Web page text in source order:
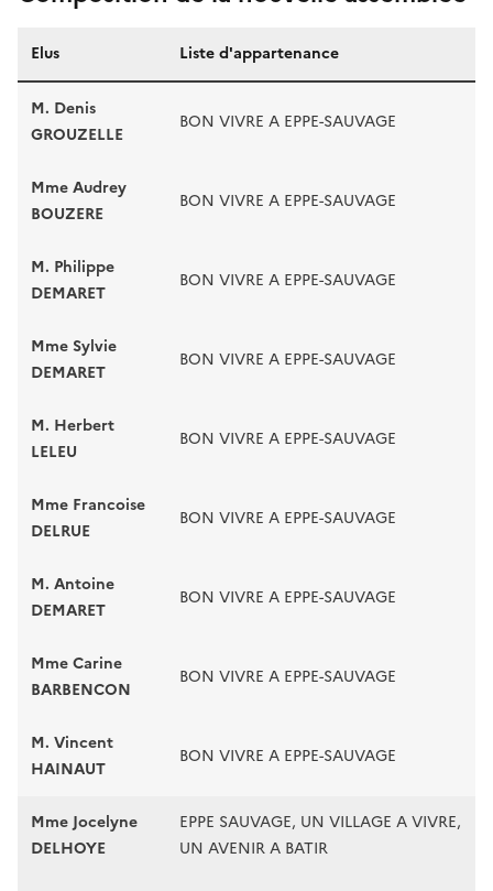
Elus Liste d'appartenance
M. Denis
GROUZELLE
BON VIVRE A EPPE-SAUVAGE
Mme Audrey
BOUZERE
BON VIVRE A EPPE-SAUVAGE
M. Philippe
DEMARET
BON VIVRE A EPPE-SAUVAGE
Mme Sylvie
DEMARET
BON VIVRE A EPPE-SAUVAGE
M. Herbert
LELEU
BON VIVRE A EPPE-SAUVAGE
Mme Francoise
DELRUE
BON VIVRE A EPPE-SAUVAGE
M. Antoine
DEMARET
BON VIVRE A EPPE-SAUVAGE
Mme Carine
BARBENCON
BON VIVRE A EPPE-SAUVAGE
M. Vincent
HAINAUT
BON VIVRE A EPPE-SAUVAGE
Mme Jocelyne
DELHOYE
EPPE SAUVAGE, UN VILLAGE A VIVRE,
UN AVENIR A BATIR